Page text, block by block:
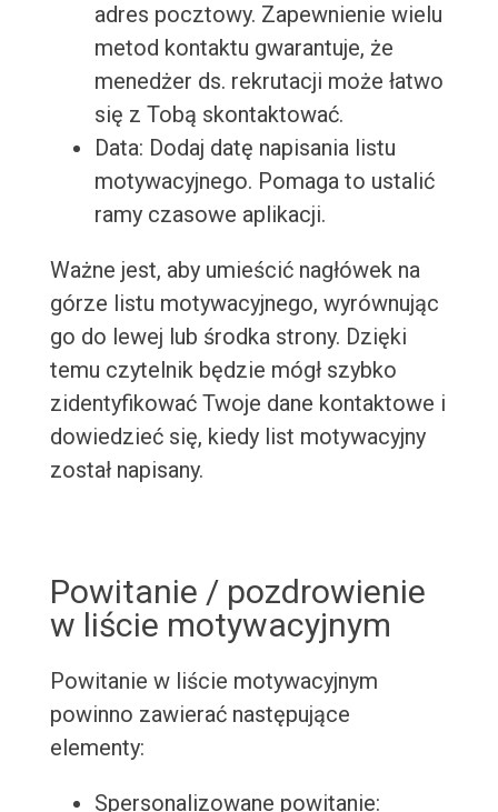
adres pocztowy. Zapewnienie wielu
metod kontaktu gwarantuje, że
menedżer ds. rekrutacji może łatwo
się z Tobą skontaktować.
Data: Dodaj datę napisania listu
motywacyjnego. Pomaga to ustalić
ramy czasowe aplikacji.
Ważne jest, aby umieścić nagłówek na
górze listu motywacyjnego, wyrównując
go do lewej lub środka strony. Dzięki
temu czytelnik będzie mógł szybko
zidentyfikować Twoje dane kontaktowe i
dowiedzieć się, kiedy list motywacyjny
został napisany.
Powitanie / pozdrowienie
w liście motywacyjnym
Powitanie w liście motywacyjnym
powinno zawierać następujące
elementy:
Spersonalizowane powitanie: